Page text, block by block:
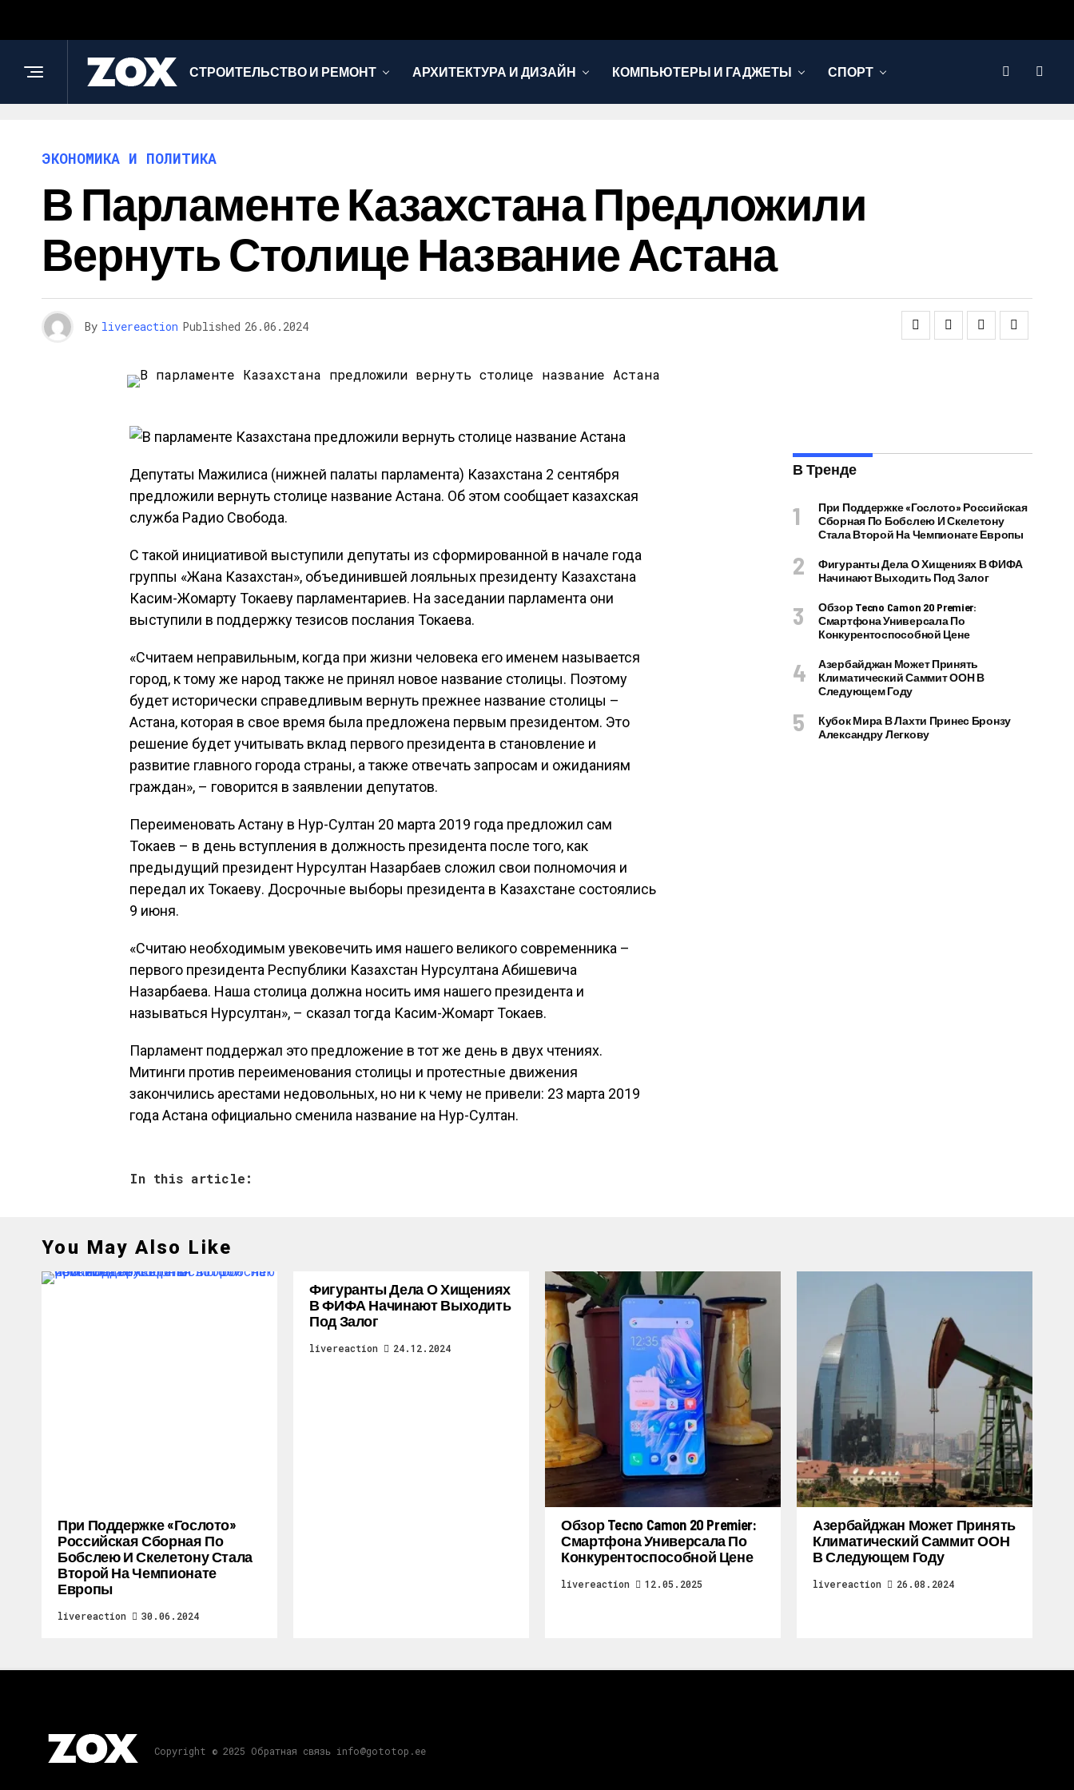
СТРОИТЕЛЬСТВО И РЕМОНТ АРХИТЕКТУРА И ДИЗАЙН КОМПЬЮТЕРЫ И ГАДЖЕТЫ СПОРТ
ЭКОНОМИКА И ПОЛИТИКА
В Парламенте Казахстана Предложили
Вернуть Столице Название Астана
By livereaction Published 26.06.2024
Депутаты Мажилиса (нижней палаты парламента) Казахстана 2 сентября
предложили вернуть столице название Астана. Об этом сообщает казахская
служба Радио Свобода.
С такой инициативой выступили депутаты из сформированной в начале года
группы «Жана Казахстан», объединившей лояльных президенту Казахстана
Касим-Жомарту Токаеву парламентариев. На заседании парламента они
выступили в поддержку тезисов послания Токаева.
«Считаем неправильным, когда при жизни человека его именем называется
город, к тому же народ также не принял новое название столицы. Поэтому
будет исторически справедливым вернуть прежнее название столицы –
Астана, которая в свое время была предложена первым президентом. Это
решение будет учитывать вклад первого президента в становление и
развитие главного города страны, а также отвечать запросам и ожиданиям
граждан», – говорится в заявлении депутатов.
Переименовать Астану в Нур-Султан 20 марта 2019 года предложил сам
Токаев – в день вступления в должность президента после того, как
предыдущий президент Нурсултан Назарбаев сложил свои полномочия и
передал их Токаеву. Досрочные выборы президента в Казахстане состоялись
9 июня.
«Считаю необходимым увековечить имя нашего великого современника –
первого президента Республики Казахстан Нурсултана Абишевича
Назарбаева. Наша столица должна носить имя нашего президента и
называться Нурсултан», – сказал тогда Касим-Жомарт Токаев.
Парламент поддержал это предложение в тот же день в двух чтениях.
Митинги против переименования столицы и протестные движения
закончились арестами недовольных, но ни к чему не привели: 23 марта 2019
года Астана официально сменила название на Нур-Султан.
In this article:
В Тренде
При Поддержке «Гослото» Российская
Сборная По Бобслею И Скелетону
Стала Второй На Чемпионате Европы
Фигуранты Дела О Хищениях В ФИФА
Начинают Выходить Под Залог
Обзор Tecno Camon 20 Premier:
Смартфона Универсала По
Конкурентоспособной Цене
Азербайджан Может Принять
Климатический Саммит ООН В
Следующем Году
Кубок Мира В Лахти Принес Бронзу
Александру Легкову
You May Also Like
При Поддержке «Гослото»
Российская Сборная По
Бобслею И Скелетону Стала
Второй На Чемпионате
Европы
livereaction 30.06.2024
Фигуранты Дела О Хищениях
В ФИФА Начинают Выходить
Под Залог
livereaction 24.12.2024
Обзор Tecno Camon 20 Premier:
Смартфона Универсала По
Конкурентоспособной Цене
livereaction 12.05.2025
Азербайджан Может Принять
Климатический Саммит ООН
В Следующем Году
livereaction 26.08.2024
Copyright © 2025 Обратная связь info@gototop.ee